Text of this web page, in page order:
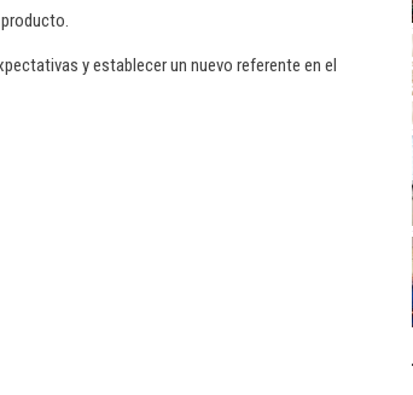
y establecer un nuevo referente en el